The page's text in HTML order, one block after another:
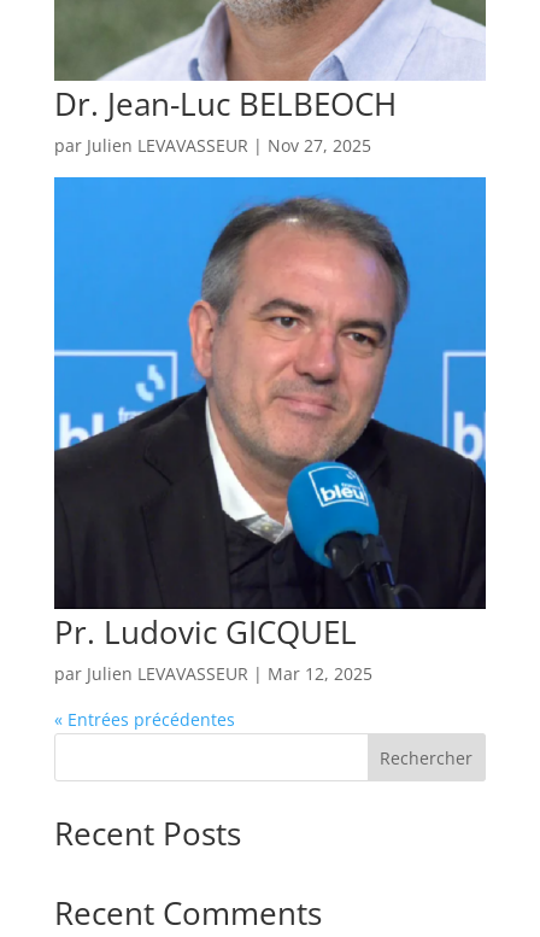
Dr. Jean-Luc BELBEOCH
par Julien LEVAVASSEUR | Nov 27, 2025
Pr. Ludovic GICQUEL
par Julien LEVAVASSEUR | Mar 12, 2025
« Entrées précédentes
Rechercher
Recent Posts
Recent Comments